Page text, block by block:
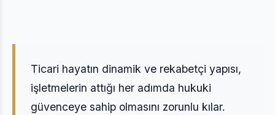
Ticari hayatın dinamik ve rekabetçi yapısı,
işletmelerin attığı her adımda hukuki
güvenceye sahip olmasını zorunlu kılar.